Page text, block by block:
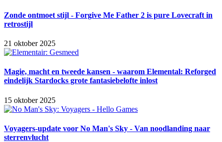
Zonde ontmoet stijl - Forgive Me Father 2 is pure Lovecraft in
retrostijl
21 oktober 2025
Magie, macht en tweede kansen - waarom Elemental: Reforged
eindelijk Stardocks grote fantasiebelofte inlost
15 oktober 2025
Voyagers-update voor No Man's Sky - Van noodlanding naar
sterrenvlucht